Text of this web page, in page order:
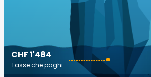
CHF 1'484
Tasse che paghi